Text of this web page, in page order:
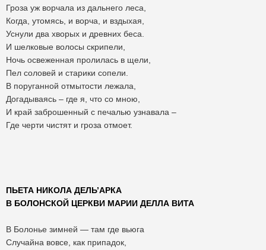
Гроза уж ворчала из дальнего леса,
Когда, утомясь, и ворча, и вздыхая,
Уснули два хворых и древних беса.
И шелковые волосы скрипели,
Ночь освеженная пролилась в щели,
Пел соловей и старики сопели.
В поруганной отмытости лежала,
Догадываясь – где я, что со мною,
И край заброшенный с печалью узнавала –
Где черти чистят и гроза отмоет.
ПЬЕТА НИКОЛА ДЕЛЬ’АРКА
В БОЛОНСКОЙ ЦЕРКВИ МАРИИ ДЕЛЛА ВИТА
В Болонье зимней — там где вьюга
Случайна вовсе, как припадок,